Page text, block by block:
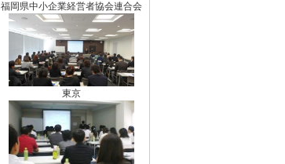
福岡県中小企業経営者協会連合会
東京